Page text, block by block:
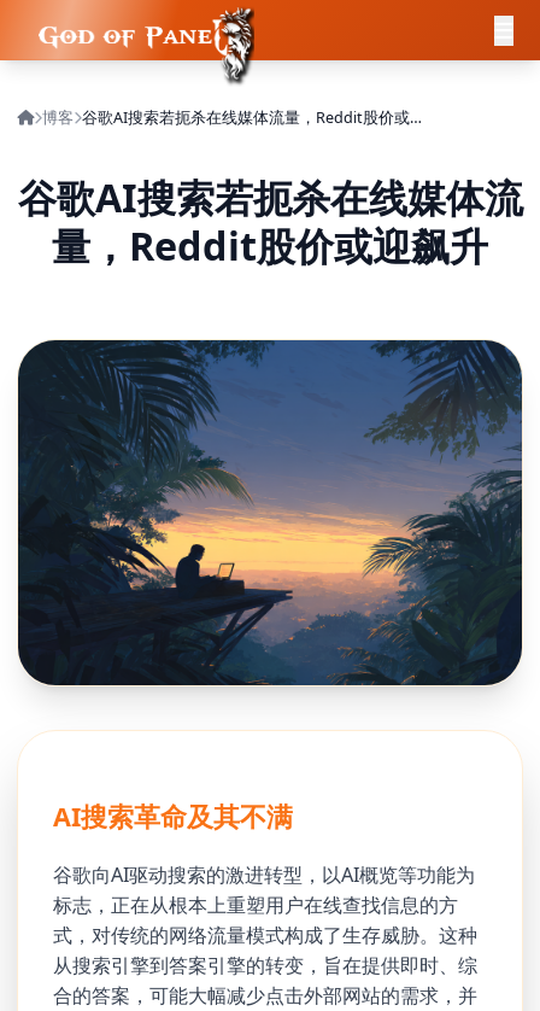
博客 谷歌AI搜索若扼杀在线媒体流量，Reddit股价或迎飙升
谷歌AI搜索若扼杀在线媒体流
量，Reddit股价或迎飙升
AI搜索革命及其不满
谷歌向AI驱动搜索的激进转型，以AI概览等功能为
标志，正在从根本上重塑用户在线查找信息的方
式，对传统的网络流量模式构成了生存威胁。这种
从搜索引擎到答案引擎的转变，旨在提供即时、综
合的答案，可能大幅减少点击外部网站的需求，并